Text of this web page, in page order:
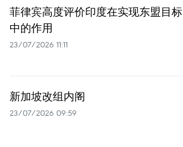
菲律宾高度评价印度在实现东盟目标
中的作用
23/07/2026 11:11
新加坡改组内阁
23/07/2026 09:59